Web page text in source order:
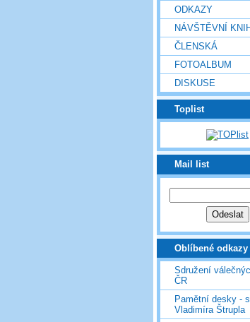
ODKAZY
NÁVŠTĚVNÍ
ČLENSKÁ
FOTOALBUM
DISKUSE
Toplist
Mail list
Oblíbené odkazy
Sdružení
ČR
Pamětní desky -
Vladimíra Štrupla